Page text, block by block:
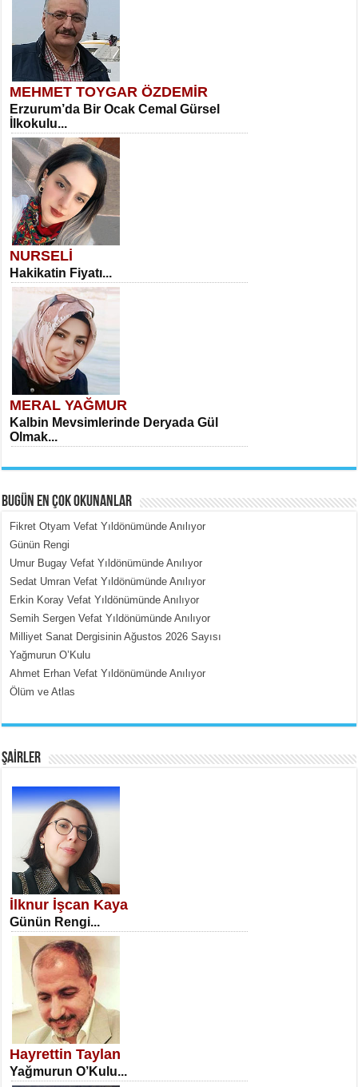
MEHMET TOYGAR ÖZDEMİR
Erzurum’da Bir Ocak Cemal Gürsel
İlkokulu...
NURSELİ
Hakikatin Fiyatı...
MERAL YAĞMUR
Kalbin Mevsimlerinde Deryada Gül
Olmak...
MEHMET ÇOBAN
İçerdeki Put Dışardaki Maskeler...
SATILMIŞ ÜMİT ÇETİNKAYA
Erkenlik...
NECLA DİLEK ARSLAN
Öğretmenler Günü Mahkemesi...
BUGÜN EN ÇOK OKUNANLAR
Fikret Otyam Vefat Yıldönümünde Anılıyor
Günün Rengi
Umur Bugay Vefat Yıldönümünde Anılıyor
Sedat Umran Vefat Yıldönümünde Anılıyor
Erkin Koray Vefat Yıldönümünde Anılıyor
Semih Sergen Vefat Yıldönümünde Anılıyor
Milliyet Sanat Dergisinin Ağustos 2026 Sayısı
Yağmurun O’Kulu
Ahmet Erhan Vefat Yıldönümünde Anılıyor
Ölüm ve Atlas
ŞAİRLER
İlknur İşcan Kaya
Günün Rengi...
Hayrettin Taylan
Yağmurun O’Kulu...